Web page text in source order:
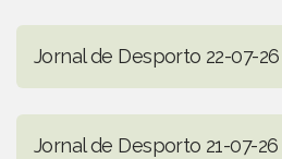
Jornal de Desporto 22-07-26
Jornal de Desporto 21-07-26